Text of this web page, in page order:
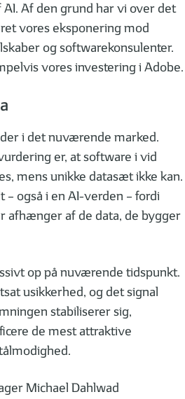
Af den grund har vi over det
vores eksponering mod
og softwarekonsulenter.
vores investering i Adobe.
i det nuværende marked.
er, at software i vid
mens unikke datasæt ikke kan.
også i en AI-verden – fordi
afhænger af de data, de bygger
op på nuværende tidspunkt.
usikkerhed, og det signal
stabiliserer sig,
de mest attraktive
Michael Dahlwad